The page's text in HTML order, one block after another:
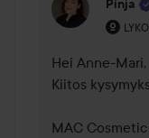
Pinja
Hei Anne-Mari,
Kiitos
MAC